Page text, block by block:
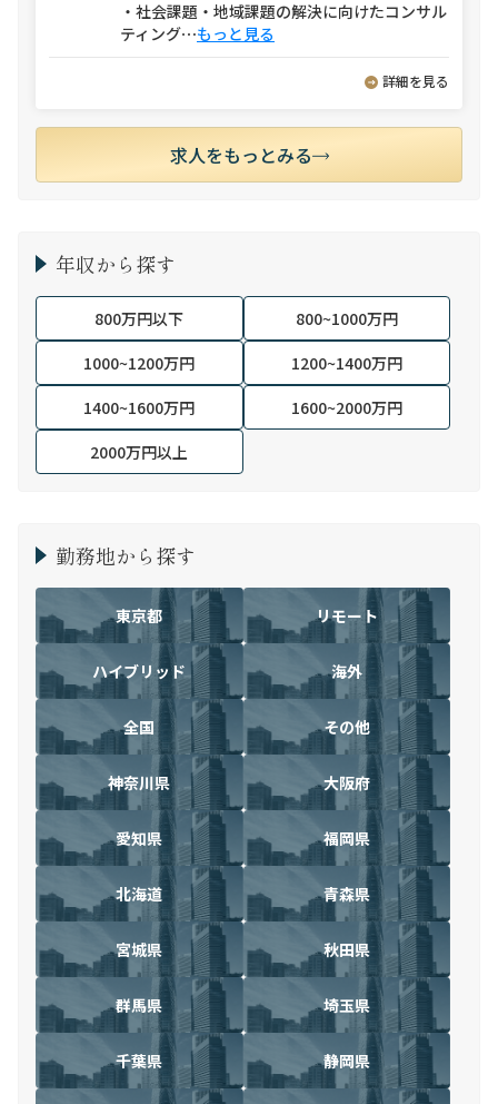
・社会課題・地域課題の解決に向けたコンサル
ティング⋯もっと見る
詳細を見る
求人をもっとみる
年収から探す
800万円以下
800~1000万円
1000~1200万円
1200~1400万円
1400~1600万円
1600~2000万円
2000万円以上
勤務地から探す
東京都 リモート
ハイブリッド 海外
全国 その他
神奈川県 大阪府
愛知県 福岡県
北海道 青森県
宮城県 秋田県
群馬県 埼玉県
千葉県 静岡県